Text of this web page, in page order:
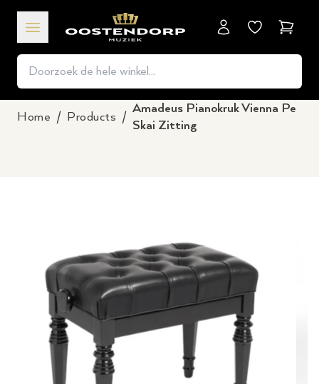
Home / Products /
Amadeus Pianokruk Vienna Pe
Skai Zitting